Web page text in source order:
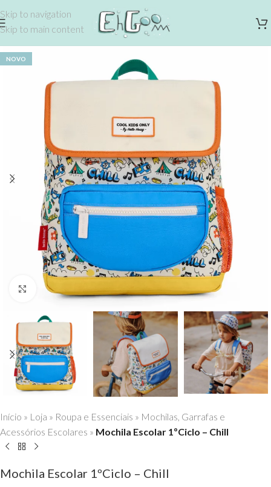
Skip to navigation
Skip to main content
NOVO
Click to enlarge
Início » Loja » Roupa e Essenciais » Mochilas, Garrafas e
Acessórios Escolares » Mochila Escolar 1ºCiclo – Chill
Mochila Escolar 1ºCiclo – Chill